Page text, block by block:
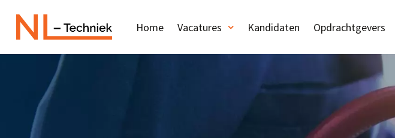
Home Vacatures Kandidaten Opdrachtgevers